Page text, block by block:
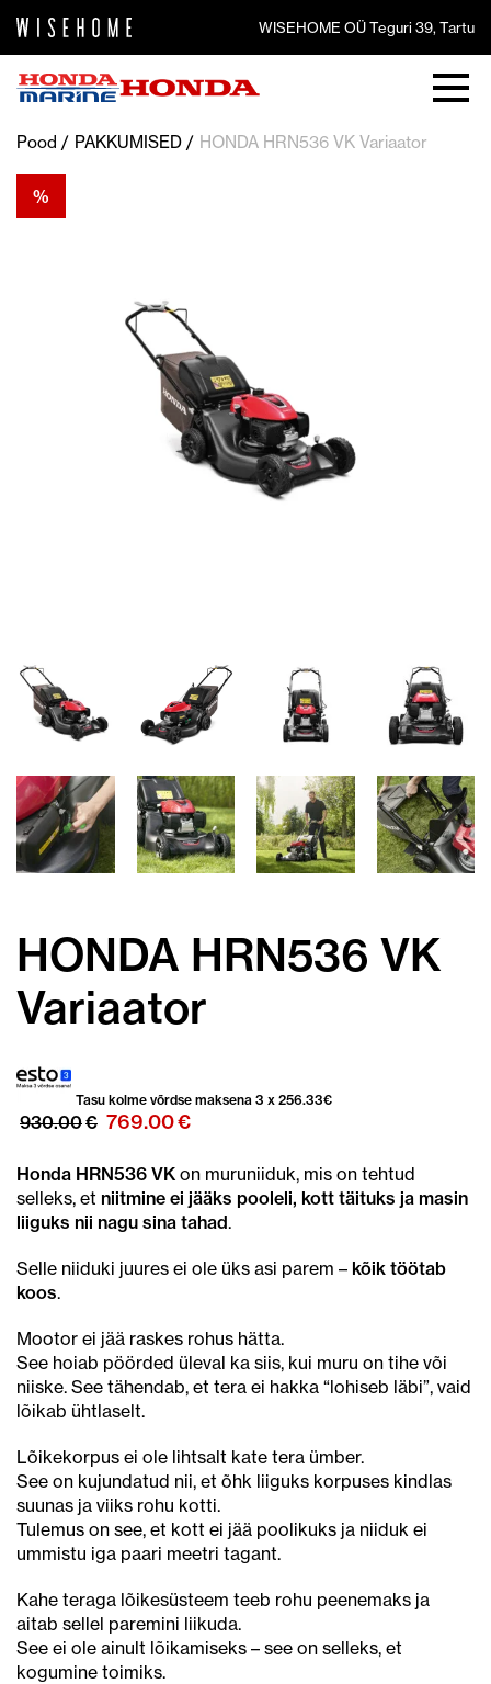
WISEHOME OÜ Teguri 39, Tartu
Pood PAKKUMISED HONDA HRN536 VK Variaator
%
HONDA HRN536 VK
Variaator
Tasu kolme võrdse maksena 3 x 256.33€
930.00€ Algne
oli:
930.00€.
769.00€
on:
769.00€.
Honda HRN536 VK on muruniiduk, mis on tehtud
selleks, et niitmine ei jääks pooleli, kott täituks ja masin
liiguks nii nagu sina tahad.
Selle niiduki juures ei ole üks asi parem – kõik töötab
koos.
Mootor ei jää raskes rohus hätta.
See hoiab pöörded üleval ka siis, kui muru on tihe või
niiske. See tähendab, et tera ei hakka “lohiseb läbi”, vaid
lõikab ühtlaselt.
Lõikekorpus ei ole lihtsalt kate tera ümber.
See on kujundatud nii, et õhk liiguks korpuses kindlas
suunas ja viiks rohu kotti.
Tulemus on see, et kott ei jää poolikuks ja niiduk ei
ummistu iga paari meetri tagant.
Kahe teraga lõikesüsteem teeb rohu peenemaks ja
aitab sellel paremini liikuda.
See ei ole ainult lõikamiseks – see on selleks, et
kogumine toimiks.